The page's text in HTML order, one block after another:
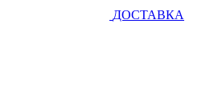
ДОСТАВКА